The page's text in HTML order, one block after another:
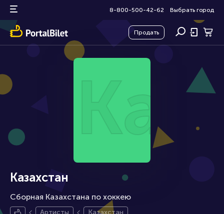
8-800-500-42-62 Выбрать город
Продать
Казахстан
Сборная Казахстана по хоккею
Артисты Казахстан